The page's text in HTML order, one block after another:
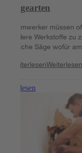
Sägearten
Heimwerker müssen
andere Werkstoffe
welche Säge wofür
Weiterlesen
Weiterlesen